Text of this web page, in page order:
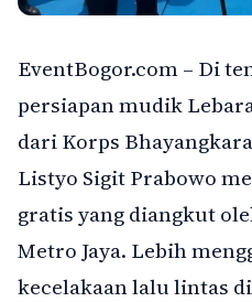
EventBogor.com – Di
persiapan mudik
dari Korps
Listyo Sigit Prabowo
gratis yang diangkut
Metro Jaya. Lebih
kecelakaan lalu lintas